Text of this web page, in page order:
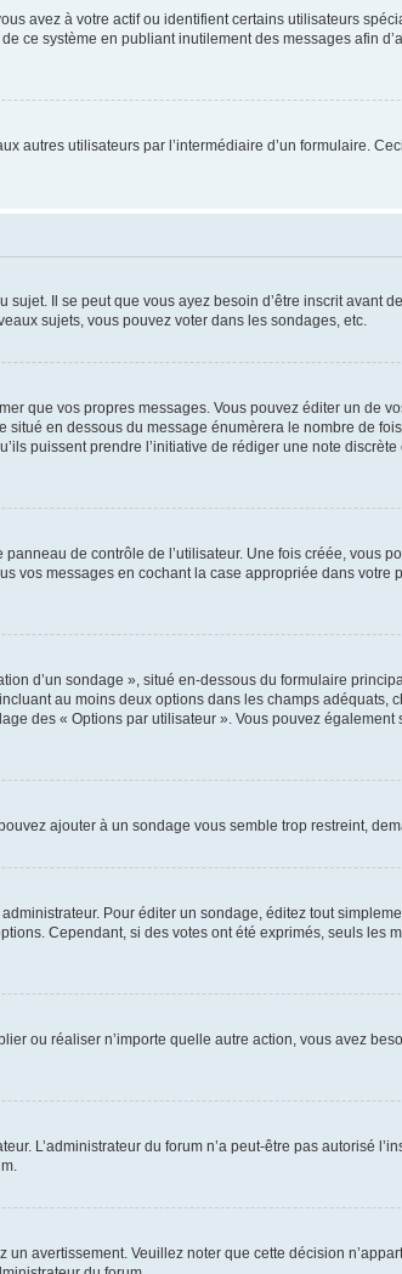
avez à votre actif ou identifient certains utilisateurs
ce système en publiant inutilement des messages afin
autres utilisateurs par l’intermédiaire d’un formulaire.
Il se peut que vous ayez besoin d’être inscrit avant
sujets, vous pouvez voter dans les sondages, etc.
que vos propres messages. Vous pouvez éditer un de
en dessous du message énumèrera le nombre de
puissent prendre l’initiative de rédiger une note
de contrôle de l’utilisateur. Une fois créée, vous
vos messages en cochant la case appropriée dans
d’un sondage », situé en-dessous du formulaire
au moins deux options dans les champs
des « Options par utilisateur ». Vous pouvez
ajouter à un sondage vous semble trop restreint,
Pour éditer un sondage, éditez tout
Cependant, si des votes ont été exprimés, seuls les
ou réaliser n’importe quelle autre action, vous avez
L’administrateur du forum n’a peut-être pas autorisé
avertissement. Veuillez noter que cette décision